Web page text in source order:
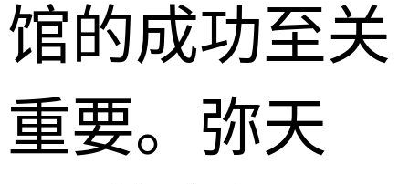
馆的成功至关
重要。弥天